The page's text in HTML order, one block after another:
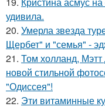
удивила.
20. Умерла звезда
Щербет" и "семья" -
21. Том холланд,
новой стильной
"Одиссея"!
22. Эти витаминные